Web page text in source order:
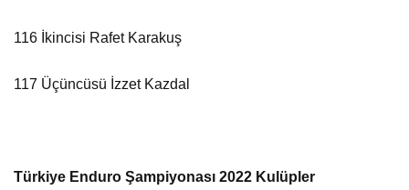
116 İkincisi Rafet Karakuş
117 Üçüncüsü İzzet Kazdal
Türkiye Enduro Şampiyonası 2022 Kulüpler